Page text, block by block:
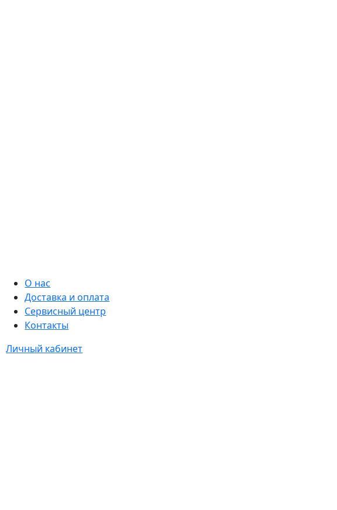
О нас
Доставка и оплата
Сервисный центр
Контакты
Личный кабинет